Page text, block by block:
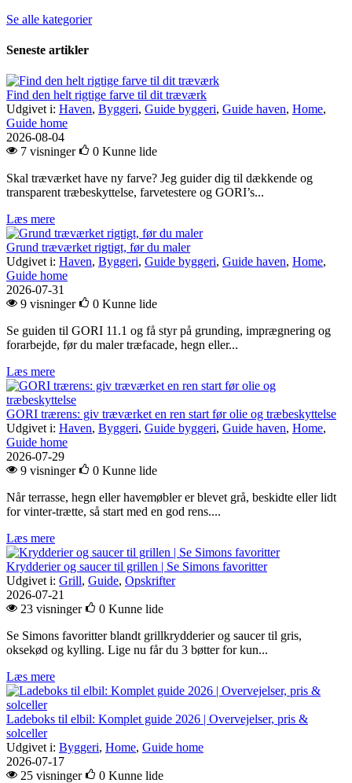
Se alle kategorier
Seneste artikler
Find den helt rigtige farve til dit træværk
Udgivet i: Haven, Byggeri, Guide byggeri, Guide haven, Home,
Guide home
2026-08-04
7 visninger
0 Kunne lide
Skal træværket have ny farve? Jeg guider dig til dækkende og
transparent træbeskyttelse, farvetestere og GORI’s...
Læs mere
Grund træværket rigtigt, før du maler
Udgivet i: Haven, Byggeri, Guide byggeri, Guide haven, Home,
Guide home
2026-07-31
9 visninger
0 Kunne lide
Se guiden til GORI 11.1 og få styr på grunding, imprægnering og
forarbejde, før du maler træfacade, hegn eller...
Læs mere
GORI trærens: giv træværket en ren start før olie og træbeskyttelse
Udgivet i: Haven, Byggeri, Guide byggeri, Guide haven, Home,
Guide home
2026-07-29
9 visninger
0 Kunne lide
Når terrasse, hegn eller havemøbler er blevet grå, beskidte eller lidt
for vinter-trætte, så start med en god rens....
Læs mere
Krydderier og saucer til grillen | Se Simons favoritter
Udgivet i: Grill, Guide, Opskrifter
2026-07-21
23 visninger
0 Kunne lide
Se Simons favoritter blandt grillkrydderier og saucer til gris,
oksekød og kylling. Lige nu får du 3 bøtter for kun...
Læs mere
Ladeboks til elbil: Komplet guide 2026 | Overvejelser, pris &
solceller
Udgivet i: Byggeri, Home, Guide home
2026-07-17
25 visninger
0 Kunne lide